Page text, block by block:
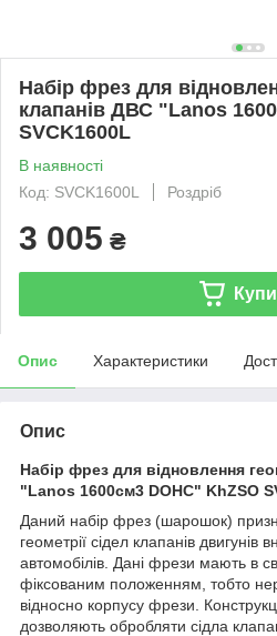
Набір фрез для
клапанів ДВС "Lanos
SVCK1600L
В наявності
Код: SVCK1600L
Роздріб
3 005 ₴
Опис Характеристики
Опис
Набір фрез для відновлення
"Lanos 1600см3 DOHC" KhZSO
Даний набір фрез (шарошок)
геометрії сідел клапанів двигунів
автомобілів. Дані фрези мають в
фіксованим положенням, тобто
відносно корпусу фрези.
дозволяють обробляти сідла